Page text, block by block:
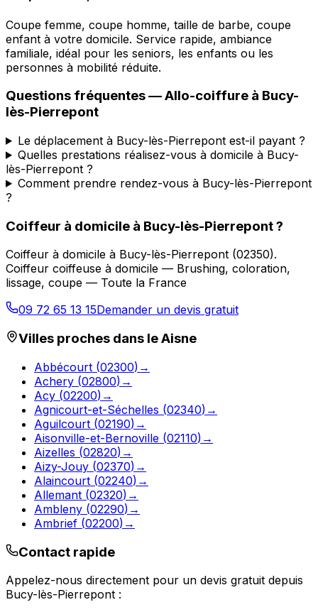
Coupe femme, coupe homme, taille de barbe, coupe
enfant à votre domicile. Service rapide, ambiance
familiale, idéal pour les seniors, les enfants ou les
personnes à mobilité réduite.
Questions fréquentes —Allo-coiffure à Bucy-
lès-Pierrepont
Le déplacement à Bucy-lès-Pierrepont est-il payant ?
Quelles prestations réalisez-vous à domicile à Bucy-
lès-Pierrepont ?
Comment prendre rendez-vous à Bucy-lès-Pierrepont
?
Coiffeur à domicile à Bucy-lès-Pierrepont?
Coiffeur à domicile à Bucy-lès-Pierrepont (02350).
Coiffeur coiffeuse à domicile — Brushing, coloration,
lissage, coupe — Toute la France
09 72 65 13 15Demander un devis gratuit
Villes proches dans leAisne
Abbécourt (02300) →
Achery (02800) →
Acy (02200) →
Agnicourt-et-Séchelles (02340) →
Aguilcourt (02190) →
Aisonville-et-Bernoville (02110) →
Aizelles (02820) →
Aizy-Jouy (02370) →
Alaincourt (02240) →
Allemant (02320) →
Ambleny (02290) →
Ambrief (02200) →
Contact rapide
Appelez-nous directement pour un devis gratuit depuis
Bucy-lès-Pierrepont :